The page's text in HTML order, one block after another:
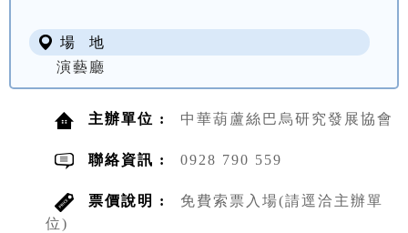
場 地
演藝廳
主辦單位 : 中華葫蘆絲巴烏研究發展協會
聯絡資訊 : 0928 790 559
票價說明 :
免費索票入場(請逕洽主辦單
位)